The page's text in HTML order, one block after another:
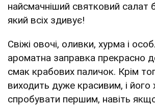
найсмачніший святковий салат
який всіх здивує!
Свіжі овочі, оливки, хурма і
ароматна заправка прекрасно
смак крабових паличок. Крім
виходить дуже красивим, і його
спробувати першим, навіть